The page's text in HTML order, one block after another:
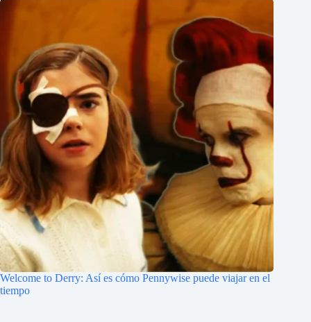
Welcome to Derry: Así es cómo Pennywise puede viajar en el
tiempo